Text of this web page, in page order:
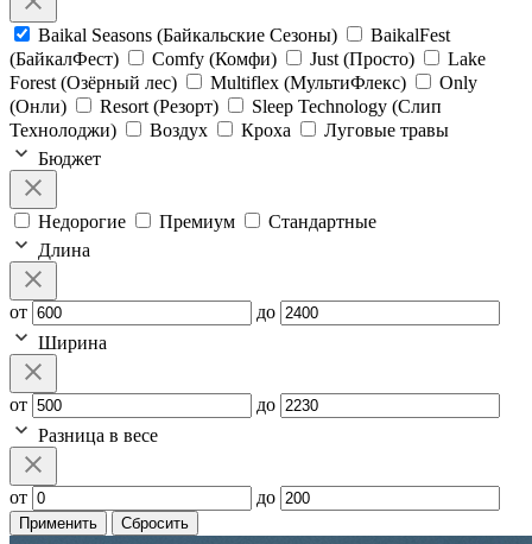
Baikal Seasons (Байкальские Сезоны)
BaikalFest
(БайкалФест)
Comfy (Комфи) Just (Просто)
Lake
Forest (Озёрный лес)
Multiflex (МультиФлекс)
Only
(Онли)
Resort (Резорт)
Sleep Technology (Слип
Технолоджи)
Воздух Кроха
Луговые травы
Бюджет
Недорогие Премиум
Стандартные
Длина
от
до
Ширина
от
до
Разница в весе
от до
Применить Сбросить